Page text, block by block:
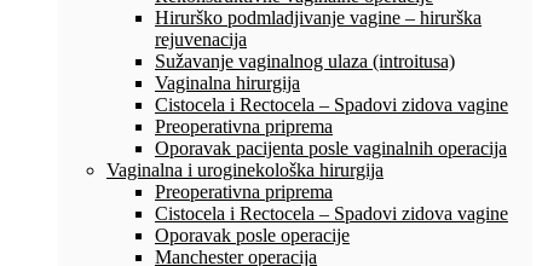
Hirurško podmladjivanje vagine – hirurška
rejuvenacija
Sužavanje vaginalnog ulaza (introitusa)
Vaginalna hirurgija
Cistocela i Rectocela – Spadovi zidova vagine
Preoperativna priprema
Oporavak pacijenta posle vaginalnih operacija
Vaginalna i uroginekološka hirurgija
Preoperativna priprema
Cistocela i Rectocela – Spadovi zidova vagine
Oporavak posle operacije
Manchester operacija